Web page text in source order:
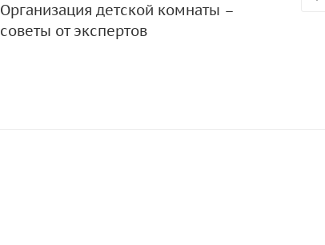
Организация детской комнаты –
советы от экспертов